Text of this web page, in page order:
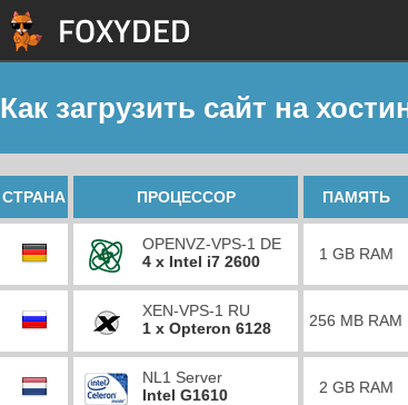
Как загрузить сайт на
СТРАНА ПРОЦЕССОР ПАМЯТЬ
OPENVZ-VPS-1 DE
4 x Intel i7 2600
1 GB RAM
XEN-VPS-1 RU
1 x Opteron 6128
256 MB RAM
NL1 Server
Intel G1610
2 GB RAM